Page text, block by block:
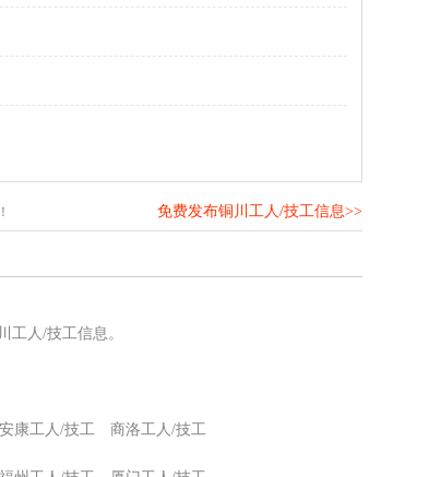
免费发布铜川工人/技工信息>>
人/技工信息。
安康工人/技工 商洛工人/技工